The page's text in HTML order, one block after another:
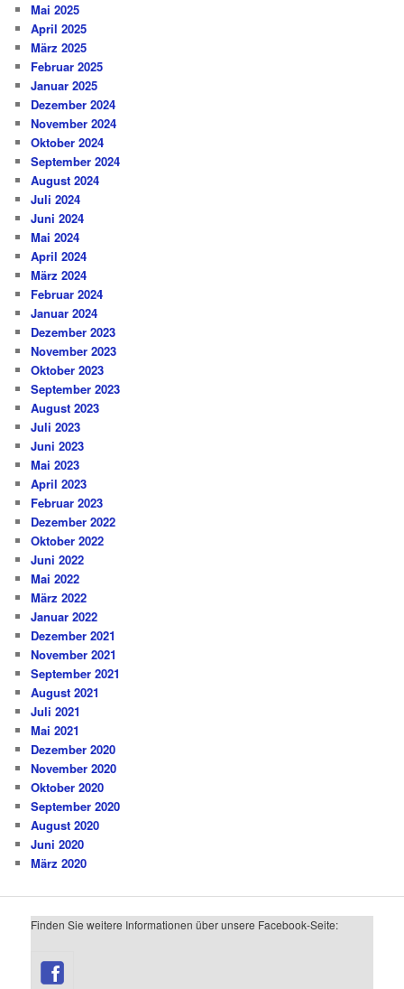
Mai 2025
April 2025
März 2025
Februar 2025
Januar 2025
Dezember 2024
November 2024
Oktober 2024
September 2024
August 2024
Juli 2024
Juni 2024
Mai 2024
April 2024
März 2024
Februar 2024
Januar 2024
Dezember 2023
November 2023
Oktober 2023
September 2023
August 2023
Juli 2023
Juni 2023
Mai 2023
April 2023
Februar 2023
Dezember 2022
Oktober 2022
Juni 2022
Mai 2022
März 2022
Januar 2022
Dezember 2021
November 2021
September 2021
August 2021
Juli 2021
Mai 2021
Dezember 2020
November 2020
Oktober 2020
September 2020
August 2020
Juni 2020
März 2020
Finden Sie weitere Informationen über unsere Facebook-Seite: